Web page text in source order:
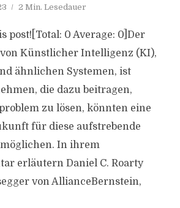
2 Min. Lesedauer
post![Total: 0 Average: 0]Der
Künstlicher Intelligenz (KI),
ähnlichen Systemen, ist
die dazu beitragen,
zu lösen, könnten eine
für diese aufstrebende
In ihrem
erläutern Daniel C. Roarty
von AllianceBernstein,